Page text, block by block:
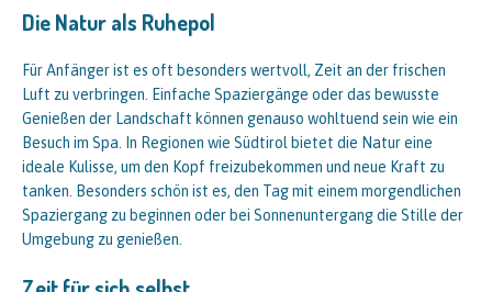
Die Natur als Ruhepol
Für Anfänger ist es oft besonders wertvoll, Zeit an der frischen
Luft zu verbringen. Einfache Spaziergänge oder das bewusste
Genießen der Landschaft können genauso wohltuend sein wie ein
Besuch im Spa. In Regionen wie Südtirol bietet die Natur eine
ideale Kulisse, um den Kopf freizubekommen und neue Kraft zu
tanken. Besonders schön ist es, den Tag mit einem morgendlichen
Spaziergang zu beginnen oder bei Sonnenuntergang die Stille der
Umgebung zu genießen.